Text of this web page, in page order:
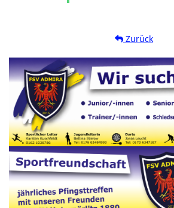
Zurück